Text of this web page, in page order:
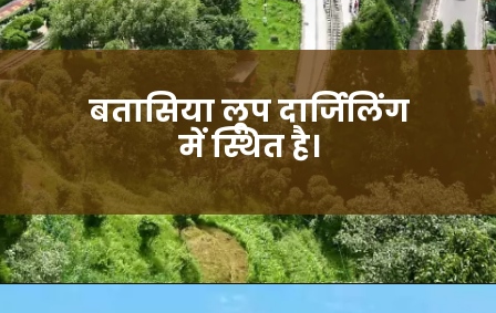
बतासिया लूप दार्जिलिंग
में स्थित है।